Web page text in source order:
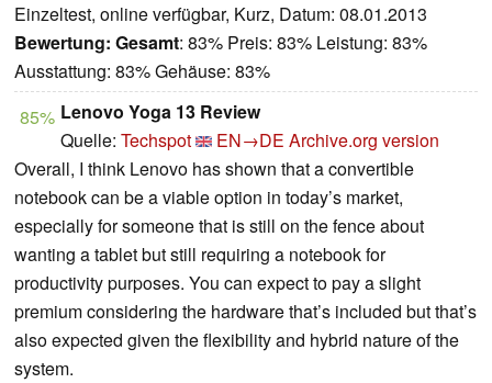
Einzeltest, online verfügbar, Kurz, Datum: 08.01.2013
Bewertung: Gesamt: 83% Preis: 83% Leistung: 83%
Ausstattung: 83% Gehäuse: 83%
85% Lenovo Yoga 13 Review
Quelle: Techspot EN→DE Archive.org version
Overall, I think Lenovo has shown that a convertible
notebook can be a viable option in today’s market,
especially for someone that is still on the fence about
wanting a tablet but still requiring a notebook for
productivity purposes. You can expect to pay a slight
premium considering the hardware that’s included but that’s
also expected given the flexibility and hybrid nature of the
system.